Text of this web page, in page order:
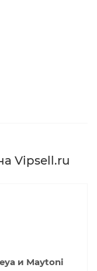
Vipsell.ru
и Maytoni